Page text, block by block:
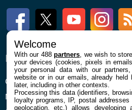
FacebookTwitter Youtube
ENTREPRISE
Qui sommes nous
Mentions légales et CGU
À
La
Welcome
With our 488partners , we wish to
your devices (cookies, pixels in
your personal data with our
website or in our emails, already
later, including in other contexts.
Processing this data (identifiers,
loyalty programs, IP, postal
geolocation, etc.) allows developing